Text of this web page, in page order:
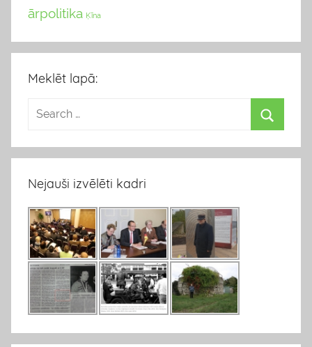
ārpolitika Ķīna
Meklēt lapā:
Nejauši izvēlēti kadri